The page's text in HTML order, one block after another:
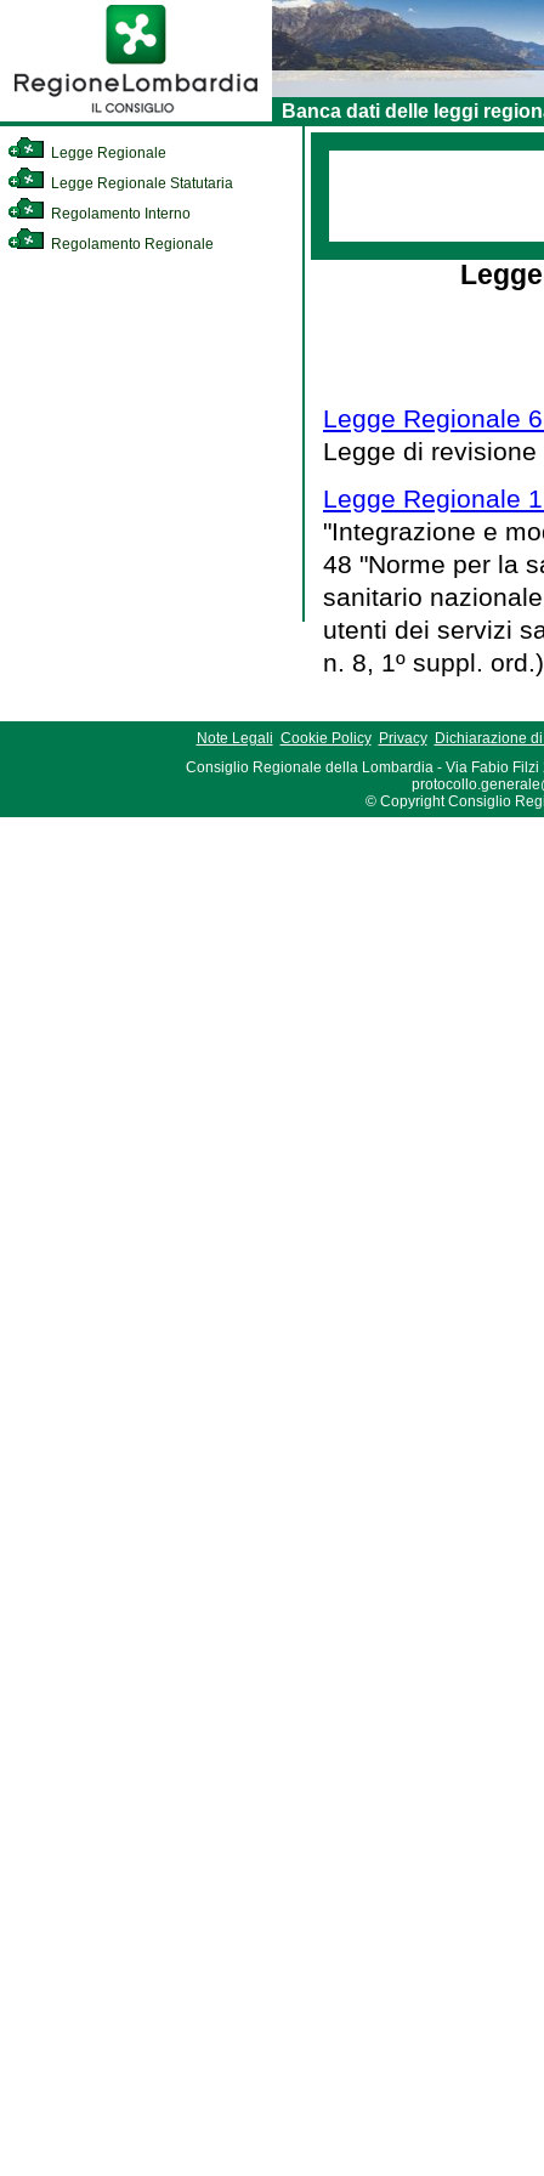
Banca dati delle leggi
Legge Regionale
Legge Regionale Statutaria
Regolamento Interno
Regolamento Regionale
Legge Regionale
Legge di
Legge Regionale
"Integrazione e
48 "Norme per la
sanitario
utenti dei servizi
n. 8, 1º suppl. ord.)
Note Legali Cookie Policy Privacy
Dichiarazione
Consiglio Regionale della Lombardia - Via Fabio Filzi
© Copyright Consiglio